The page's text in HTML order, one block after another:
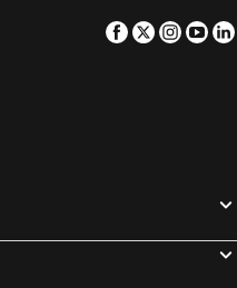
Teluk Chalong Hotel Pantai
Facebook
Twitter